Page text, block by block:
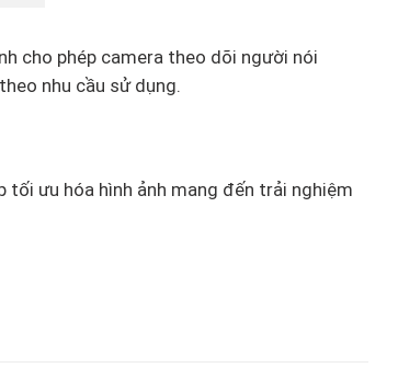
cho phép camera theo dõi người nói
nhu cầu sử dụng.
tối ưu hóa hình ảnh mang đến trải nghiệm